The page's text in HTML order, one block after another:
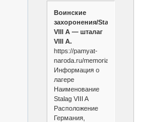
Воинские
захоронения/Stalag
VIII A — шталаг
VIII A.
https://pamyat-
naroda.ru/memorial/camp/1284/
Информация о
лагере
Наименование
Stalag VIII A
Расположение
Германия,